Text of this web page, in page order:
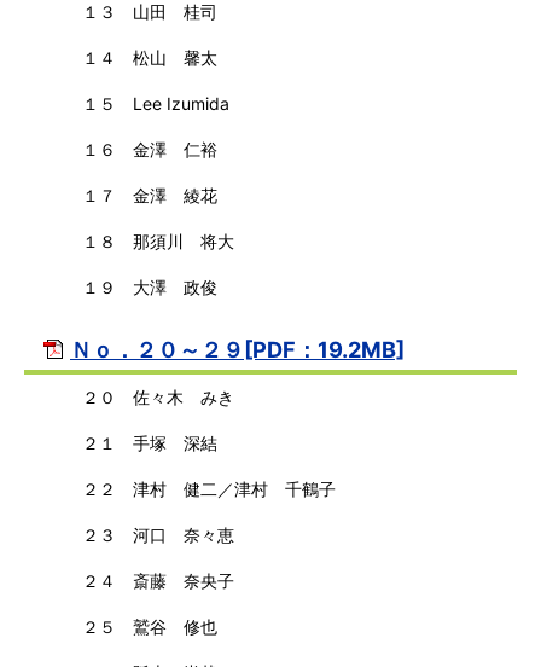
１３ 山田 桂司
１４ 松山 馨太
１５ Lee Izumida
１６ 金澤 仁裕
１７ 金澤 綾花
１８ 那須川 将大
１９ 大澤 政俊
Ｎｏ．２０～２９[PDF：19.2MB]
２０ 佐々木 みき
２１ 手塚 深結
２２ 津村 健二／津村 千鶴子
２３ 河口 奈々恵
２４ 斎藤 奈央子
２５ 鷲谷 修也